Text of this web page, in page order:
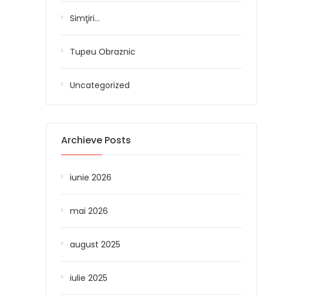
Simţiri…
Tupeu Obraznic
Uncategorized
Archieve Posts
iunie 2026
mai 2026
august 2025
iulie 2025